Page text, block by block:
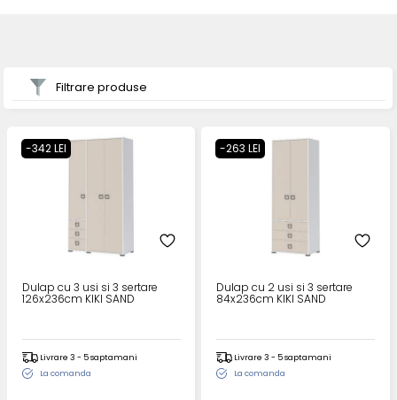
Filtrare produse
-342 LEI
Dulap cu 3 usi si 3 sertare
126x236cm KIKI SAND
Livrare 3 - 5 saptamani
La comanda
-263 LEI
Dulap cu 2 usi si 3 sertare
84x236cm KIKI SAND
Livrare 3 - 5 saptamani
La comanda